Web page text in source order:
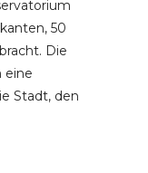
50
Die
eine
Stadt, den